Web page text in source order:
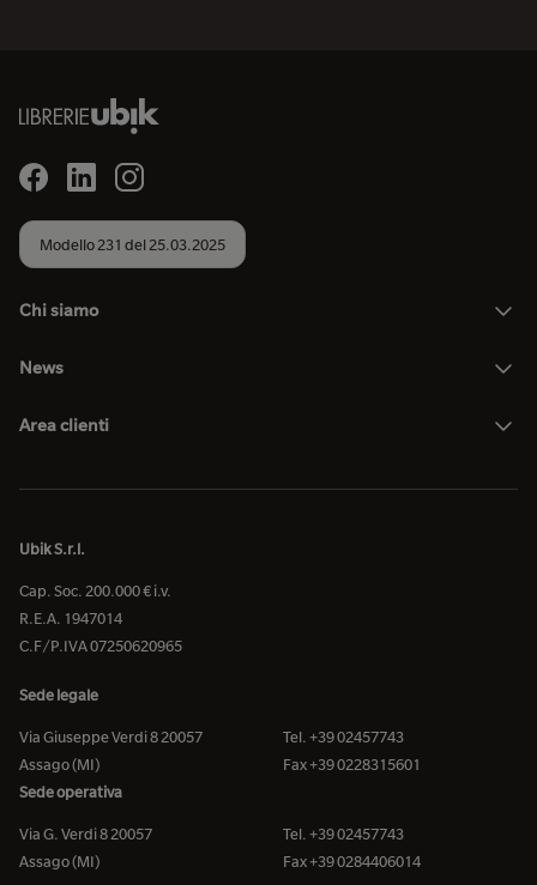
Modello 231 del 25.03.2025
Chi siamo
News
Area clienti
Ubik S.r.l.
Cap. Soc. 200.000 € i.v.
R.E.A. 1947014
C.F/P.IVA 07250620965
Sede legale
Via Giuseppe Verdi 8 20057
Assago (MI)
Tel. +39 02457743
Fax +39 0228315601
Sede operativa
Via G. Verdi 8 20057
Assago (MI)
Tel. +39 02457743
Fax +39 0284406014